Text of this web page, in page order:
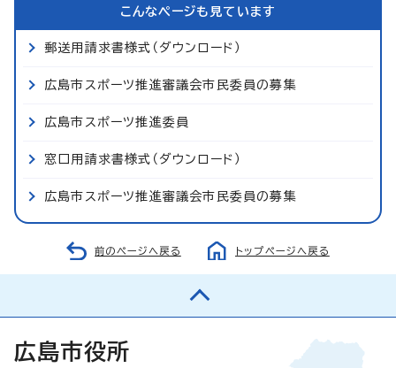
こんなページも見ています
郵送用請求書様式（ダウンロード）
広島市スポーツ推進審議会市民委員の募集
広島市スポーツ推進委員
窓口用請求書様式（ダウンロード）
広島市スポーツ推進審議会市民委員の募集
前のページへ戻る トップページへ戻る
広島市役所